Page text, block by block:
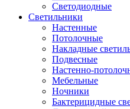
Светодиодные
Светильники
Настенные
Потолочные
Накладные
Подвесные
Настенно-
Мебельные
Ночники
Бактерицидные